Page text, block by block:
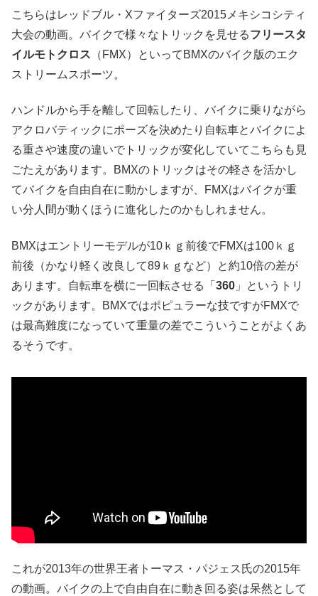
こちらはレッドブル・Xファイターズ2015メキシコシティ
大会の動画。バイクで様々なトリックを見せるフリースタ
イルモトクロス （FMX）といってBMXのバイク版のエク
ストリームスポーツ。
ハンドルから手を離して回転したり、バイクに乗りながら
アクロバティックにポーズを決めたり自転車とバイクによ
る重さや速度の違いでトリックが変化していてこちらも見
ごたえがあります。BMXのトリックはその軽さを活かし
てバイクを自由自在に動かしますが、FMXはバイクが重
い分人間が動くほうに進化したのかもしれません。
BMXはエントリーモデルが10ｋｇ前後でFMXは100ｋｇ
前後（かなり軽く改良して89ｋｇなど）と約10倍の差が
あります。自転車を横に一回転させる「 360 」というトリ
ックがあります。BMXではポピュラーな技ですがFMXで
は最高難度になっていて重量の差でこういうことがよくあ
るそうです。
これが2013年の世界王者トーマス・パジェス氏の2015年
の動画。バイクの上で自由自在に動き回る姿は呆然として